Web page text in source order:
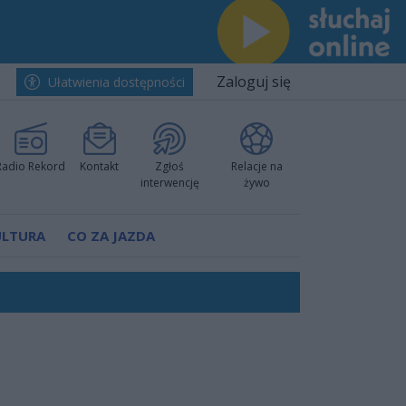
Ułatwienia dostępności Zaloguj się
Rekord Kontakt
Zgłoś
interwencję
Relacje na
żywo
CO ZA JAZDA